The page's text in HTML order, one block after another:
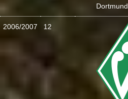
Dortmund
2006/2007 12